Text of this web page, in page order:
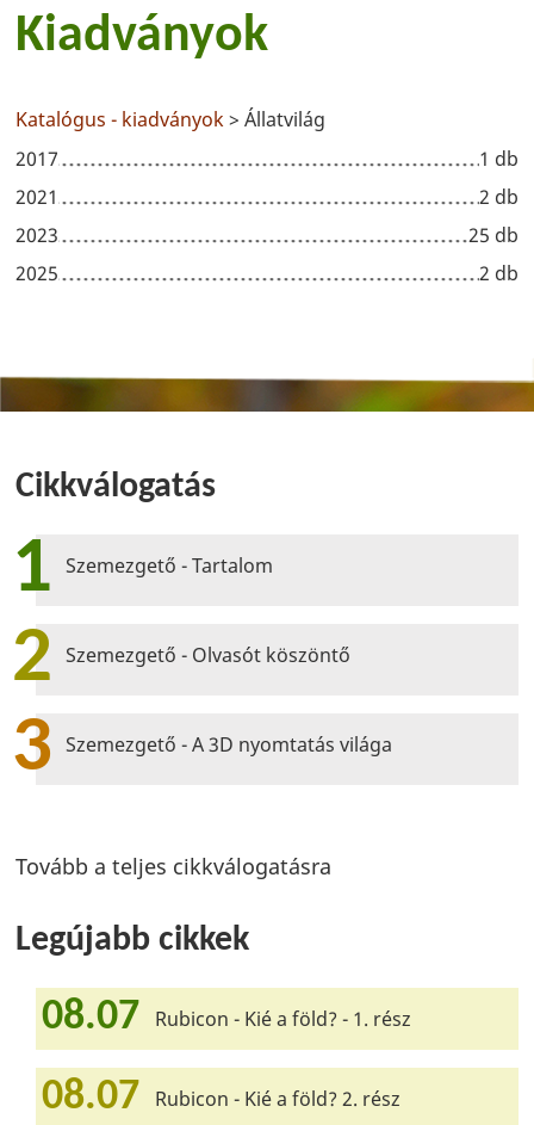
Kiadványok
Katalógus - kiadványok> Állatvilág
2017
1 db
2021
2 db
2023
25 db
2025
2 db
Cikkválogatás
1 Szemezgető - Tartalom
2 Szemezgető - Olvasót köszöntő
3 Szemezgető - A 3D nyomtatás világa
Tovább a teljes cikkválogatásra
Legújabb cikkek
08.07 Rubicon - Kié a föld? - 1. rész
08.07 Rubicon - Kié a föld? 2. rész